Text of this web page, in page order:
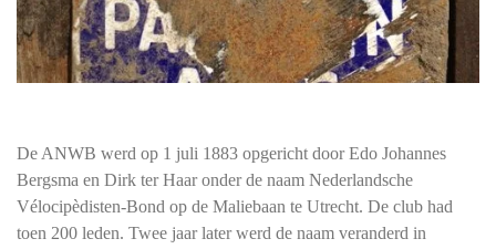
De ANWB werd op 1 juli 1883 opgericht door Edo Johannes
Bergsma en Dirk ter Haar onder de naam Nederlandsche
Vélocipèdisten-Bond op de Maliebaan te Utrecht. De club had
toen 200 leden. Twee jaar later werd de naam veranderd in